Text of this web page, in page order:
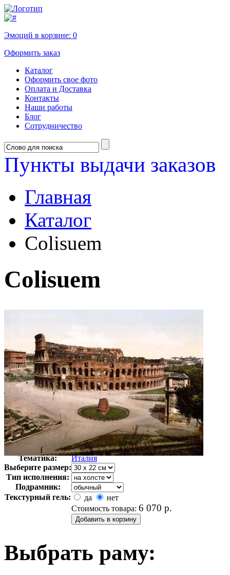
Эмоций в корзине: 0
Оформить заказ
Каталог
Оформить свое фото
Оплата и Доставка
Контакты
Наши работы
Блог
Сотрудничество
Пункты выдачи заказов
Главная
Каталог
Colisuem
Colisuem
Автор:
Неизвестно
Арт-стиль
Иллюстрация
Тематика:
Италия
Выберите размер:
Тип исполнения:
Подрамник:
Текстурный гель:
да
нет
Стоимость товара: 6 070 р.
Выбрать раму: